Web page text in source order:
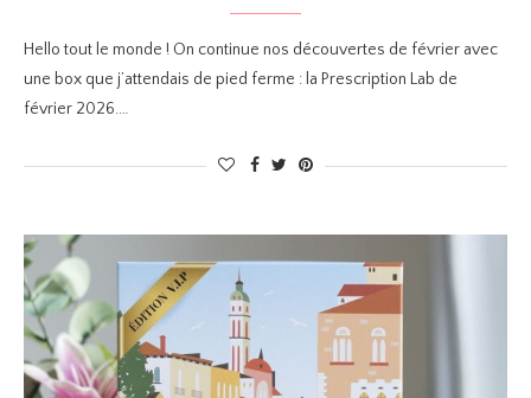
Hello tout le monde ! On continue nos découvertes de février avec
une box que j’attendais de pied ferme : la Prescription Lab de
février 2026.…